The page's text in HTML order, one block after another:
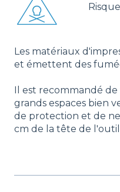
Les matériaux
et émettent des
Il est recommandé
grands espaces bien
de protection et de ne
cm de la tête de